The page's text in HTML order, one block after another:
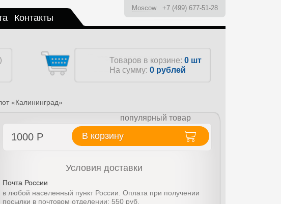
Контакты
Moscow +7 (499) 677-51-28
Товаров в корзине: 0 шт
На сумму: 0 рублей
«Калининград»
популярный товар
1000 Р В корзину
Условия доставки
Почта России
в любой населенный пункт России. Оплата при получении
посылки в почтовом отделении: 550 руб.